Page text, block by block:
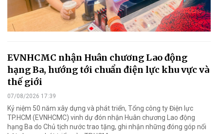
EVNHCMC nhận Huân chương Lao động
hạng Ba, hướng tới chuẩn điện lực khu vực và
thế giới
07/08/2026 17:39
Kỷ niệm 50 năm xây dựng và phát triển, Tổng công ty Điện lực
TP.HCM (EVNHCMC) vinh dự đón nhận Huân chương Lao động
hạng Ba do Chủ tịch nước trao tặng, ghi nhận những đóng góp nổi